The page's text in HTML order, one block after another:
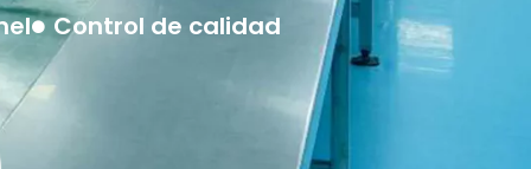
Control de calidad